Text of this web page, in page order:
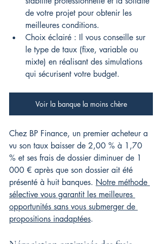
de votre projet pour obtenir les
meilleures conditions.
Choix éclairé : Il vous conseille sur
le type de taux (fixe, variable ou
mixte) en réalisant des simulations
qui sécurisent votre budget.
Voir la banque la moins chère
Chez BP Finance, un premier acheteur a
vu son taux baisser de 2,00 % à 1,70
% et ses frais de dossier diminuer de 1
000 € après que son dossier ait été
présenté à huit banques. Notre méthode
sélective vous garantit les meilleures
opportunités sans vous submerger de
propositions inadaptées.